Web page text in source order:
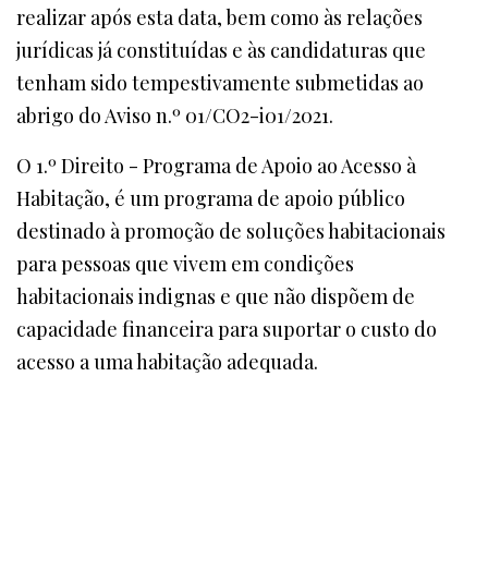
realizar após esta data, bem como às relações
jurídicas já constituídas e às candidaturas que
tenham sido tempestivamente submetidas ao
abrigo do Aviso n.º 01/CO2-i01/2021.
O 1.º Direito - Programa de Apoio ao Acesso à
Habitação, é um programa de apoio público
destinado à promoção de soluções habitacionais
para pessoas que vivem em condições
habitacionais indignas e que não dispõem de
capacidade financeira para suportar o custo do
acesso a uma habitação adequada.